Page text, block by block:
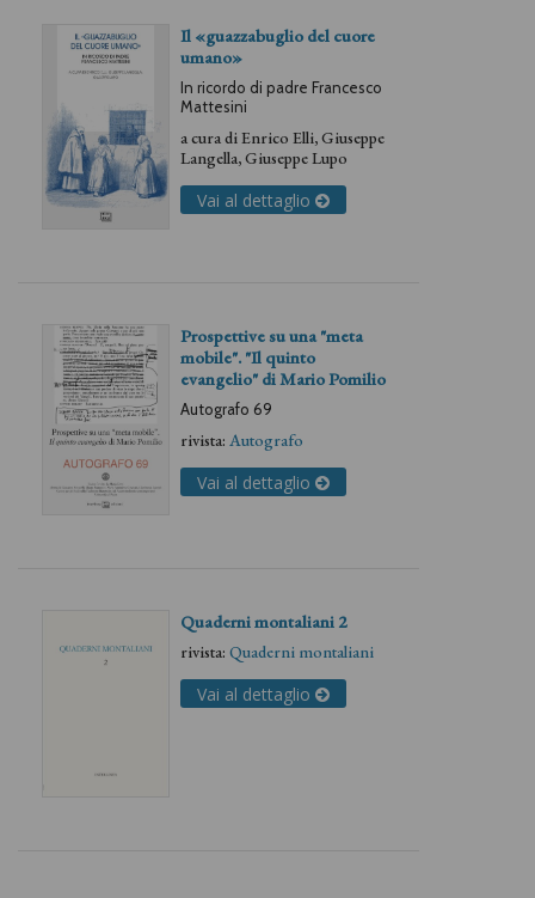
Il «guazzabuglio del cuore
umano»
In ricordo di padre Francesco
Mattesini
a cura diEnrico Elli,Giuseppe
Langella,Giuseppe Lupo
Vai al dettaglio
Prospettive su una "meta
mobile". "Il quinto
evangelio" di Mario Pomilio
Autografo 69
rivista: Autografo
Vai al dettaglio
Quaderni montaliani 2
rivista: Quaderni montaliani
Vai al dettaglio